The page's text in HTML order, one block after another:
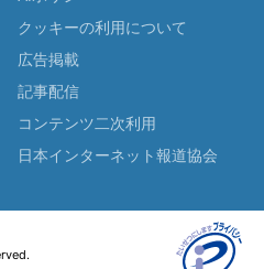
クッキーの利用について
広告掲載
記事配信
コンテンツ二次利用
日本インターネット報道協会